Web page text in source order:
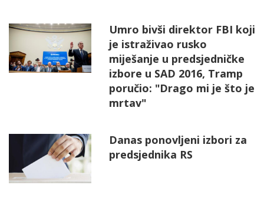
Umro bivši direktor FBI koji
je istraživao rusko
miješanje u predsjedničke
izbore u SAD 2016, Tramp
poručio: "Drago mi je što je
mrtav"
Danas ponovljeni izbori za
predsjednika RS